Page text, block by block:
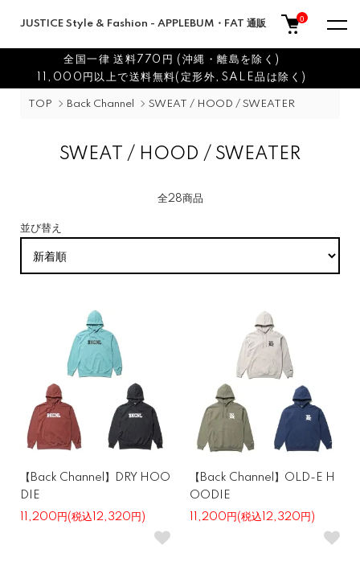
JUSTICE Style & Fashion - APPLEBUM・FAT 通販 0
全国一律 送料770円 (沖縄・離島を除く)
11,000円以上で送料無料(定形外,SALE品は除く)
TOP Back Channel SWEAT / HOOD / SWEATER
SWEAT / HOOD / SWEATER
全28商品
並び替え
【Back Channel】DRY HOO
DIE
11,200円(税込12,320円)
【Back Channel】OLD-E H
OODIE
11,200円(税込12,320円)